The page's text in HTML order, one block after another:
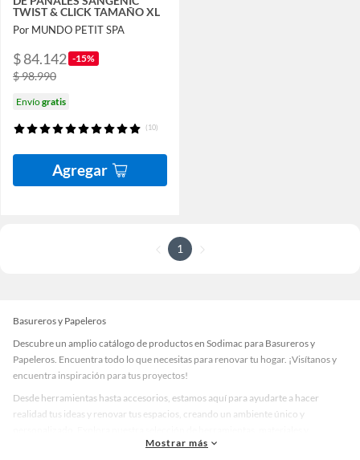
TWIST & CLICK TAMAÑO XL
Por MUNDO PETIT SPA
$ 84.142 -15%
$ 98.990
Envíogratis
(10)
Agregar
1
Basureros y Papeleros
Descubre un amplio catálogo de productos en Sodimac para Basureros y
Papeleros. Encuentra todo lo que necesitas para renovar tu hogar. ¡Visítanos y
encuentra inspiración para tus proyectos!
Desde herramientas hasta accesorios, estamos aquí para ayudarte a hacer
realidad tus ideas y renovar tus espacios, creando un ambiente único y
accesorios de calidad que te ayudarán a crear un espacio más tú.
Mostrar más